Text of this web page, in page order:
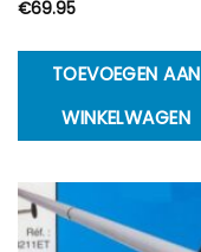
€69.95
TOEVOEGEN AAN
WINKELWAGEN